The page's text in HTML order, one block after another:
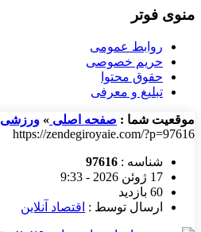
منوی فوتر
روابط عمومی
حریم خصوصی
حقوق محتوا
تبلیغ و معرفی
موقعیت شما : صفحه اصلی » ورزشی
https://zendegiroyaie.com/?p=97616
شناسه : 97616
17 ژوئن 2026 - 9:33
60 بازدید
ارسال توسط : اقتصاد آنلاین